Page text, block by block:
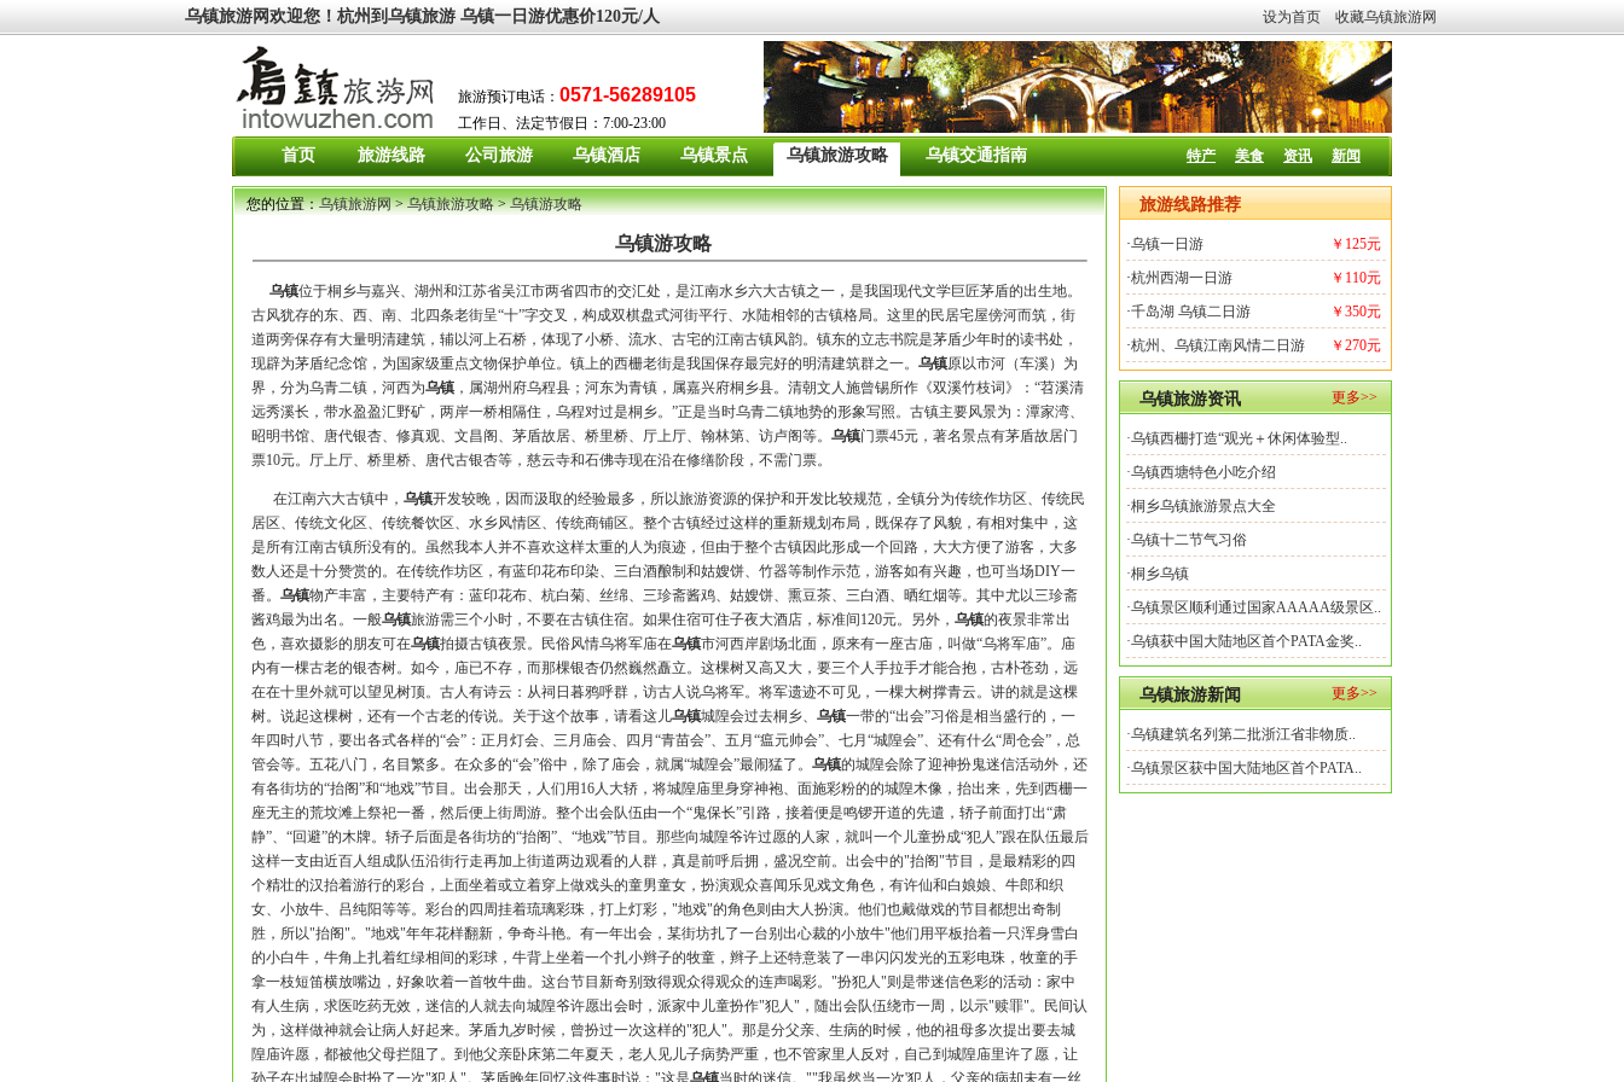
乌镇旅游网欢迎您！杭州到 乌镇旅游 乌镇一日游优惠价120元/人 设为首页 收藏乌镇旅游网
旅游预订电话： 0571-56289105
工作日、法定节假日：7:00-23:00
首页 旅游线路 公司旅游 乌镇酒店 乌镇景点 乌镇旅游攻略 乌镇交通指南 特产 美食 资讯 新闻
您的位置：乌镇旅游网>乌镇旅游攻略>乌镇游攻略
乌镇游攻略
乌镇位于桐乡与嘉兴、湖州和江苏省吴江市两省四市的交汇处，是江南水乡六大古镇之一，是我国现代文学巨匠茅盾的出生地。
古风犹存的东、西、南、北四条老街呈“十”字交叉，构成双棋盘式河街平行、水陆相邻的古镇格局。这里的民居宅屋傍河而筑，街
道两旁保存有大量明清建筑，辅以河上石桥，体现了小桥、流水、古宅的江南古镇风韵。镇东的立志书院是茅盾少年时的读书处，
现辟为茅盾纪念馆，为国家级重点文物保护单位。镇上的西栅老街是我国保存最完好的明清建筑群之一。 乌镇原以市河（车溪）为
界，分为乌青二镇，河西为乌镇，属湖州府乌程县；河东为青镇，属嘉兴府桐乡县。清朝文人施曾锡所作《双溪竹枝词》：“苕溪清
远秀溪长，带水盈盈汇野矿，两岸一桥相隔住，乌程对过是桐乡。”正是当时乌青二镇地势的形象写照。古镇主要风景为：潭家湾、
昭明书馆、唐代银杏、修真观、文昌阁、茅盾故居、桥里桥、厅上厅、翰林第、访卢阁等。 乌镇门票45元，著名景点有茅盾故居门
票10元。厅上厅、桥里桥、唐代古银杏等，慈云寺和石佛寺现在沿在修缮阶段，不需门票。
在江南六大古镇中， 乌镇开发较晚，因而汲取的经验最多，所以旅游资源的保护和开发比较规范，全镇分为传统作坊区、传统民
居区、传统文化区、传统餐饮区、水乡风情区、传统商铺区。整个古镇经过这样的重新规划布局，既保存了风貌，有相对集中，这
是所有江南古镇所没有的。虽然我本人并不喜欢这样太重的人为痕迹，但由于整个古镇因此形成一个回路，大大方便了游客，大多
数人还是十分赞赏的。在传统作坊区，有蓝印花布印染、三白酒酿制和姑嫂饼、竹器等制作示范，游客如有兴趣，也可当场DIY一
番。 乌镇物产丰富，主要特产有：蓝印花布、杭白菊、丝绵、三珍斋酱鸡、姑嫂饼、熏豆茶、三白酒、晒红烟等。其中尤以三珍斋
酱鸡最为出名。一般乌镇旅游需三个小时，不要在古镇住宿。如果住宿可住子夜大酒店，标准间120元。另外， 乌镇的夜景非常出
色，喜欢摄影的朋友可在乌镇拍摄古镇夜景。民俗风情乌将军庙在乌镇市河西岸剧场北面，原来有一座古庙，叫做“乌将军庙”。庙
内有一棵古老的银杏树。如今，庙已不存，而那棵银杏仍然巍然矗立。这棵树又高又大，要三个人手拉手才能合抱，古朴苍劲，远
在在十里外就可以望见树顶。古人有诗云：从祠日暮鸦呼群，访古人说乌将军。将军遗迹不可见，一棵大树撑青云。讲的就是这棵
树。说起这棵树，还有一个古老的传说。关于这个故事，请看这儿乌镇城隍会过去桐乡、 乌镇一带的“出会”习俗是相当盛行的，一
年四时八节，要出各式各样的“会”：正月灯会、三月庙会、四月“青苗会”、五月“瘟元帅会”、七月“城隍会”、还有什么“周仓会”，总
管会等。五花八门，名目繁多。在众多的“会”俗中，除了庙会，就属“城隍会”最闹猛了。 乌镇的城隍会除了迎神扮鬼迷信活动外，还
有各街坊的“抬阁”和“地戏”节目。出会那天，人们用16人大轿，将城隍庙里身穿神袍、面施彩粉的的城隍木像，抬出来，先到西栅一
座无主的荒坟滩上祭祀一番，然后便上街周游。整个出会队伍由一个“鬼保长”引路，接着便是鸣锣开道的先遣，轿子前面打出“肃
静”、“回避”的木牌。轿子后面是各街坊的“抬阁”、“地戏”节目。那些向城隍爷许过愿的人家，就叫一个儿童扮成“犯人”跟在队伍最后
这样一支由近百人组成队伍沿街行走再加上街道两边观看的人群，真是前呼后拥，盛况空前。出会中的"抬阁"节目，是最精彩的四
个精壮的汉抬着游行的彩台，上面坐着或立着穿上做戏头的童男童女，扮演观众喜闻乐见戏文角色，有许仙和白娘娘、牛郎和织
女、小放牛、吕纯阳等等。彩台的四周挂着琉璃彩珠，打上灯彩，"地戏"的角色则由大人扮演。他们也戴做戏的节目都想出奇制
胜，所以"抬阁"。"地戏"年年花样翻新，争奇斗艳。有一年出会，某街坊扎了一台别出心裁的小放牛"他们用平板抬着一只浑身雪白
的小白牛，牛角上扎着红绿相间的彩球，牛背上坐着一个扎小辫子的牧童，辫子上还特意装了一串闪闪发光的五彩电珠，牧童的手
拿一枝短笛横放嘴边，好象吹着一首牧牛曲。这台节目新奇别致得观众得观众的连声喝彩。"扮犯人"则是带迷信色彩的活动：家中
有人生病，求医吃药无效，迷信的人就去向城隍爷许愿出会时，派家中儿童扮作"犯人"，随出会队伍绕市一周，以示"赎罪"。民间认
为，这样做神就会让病人好起来。茅盾九岁时候，曾扮过一次这样的"犯人"。那是分父亲、生病的时候，他的祖母多次提出要去城
隍庙许愿，都被他父母拦阻了。到他父亲卧床第二年夏天，老人见儿子病势严重，也不管家里人反对，自己到城隍庙里许了愿，让
孙子在出城隍会时扮了一次"犯人"。茅盾晚年回忆这件事时说："这是乌镇当时的迷信。""我虽然当一次'犯人，父亲的病却未有一丝
旅游线路推荐
·乌镇一日游
￥125元
·杭州西湖一日游
￥110元
·千岛湖 乌镇二日游
￥350元
·杭州、乌镇江南风情二日游 ￥270元
乌镇旅游资讯 更多>>
·乌镇西栅打造“观光＋休闲体验型..
·乌镇西塘特色小吃介绍
·桐乡乌镇旅游景点大全
·乌镇十二节气习俗
·桐乡乌镇
·乌镇景区顺利通过国家AAAAA级景区..
·乌镇获中国大陆地区首个PATA金奖..
乌镇旅游新闻 更多>>
·乌镇建筑名列第二批浙江省非物质..
·乌镇景区获中国大陆地区首个PATA..